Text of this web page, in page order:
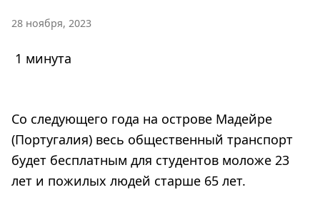
28 ноября, 2023
1 минута
Со следующего года на острове Мадейре
(Португалия) весь общественный транспорт
будет бесплатным для студентов моложе 23
лет и пожилых людей старше 65 лет.